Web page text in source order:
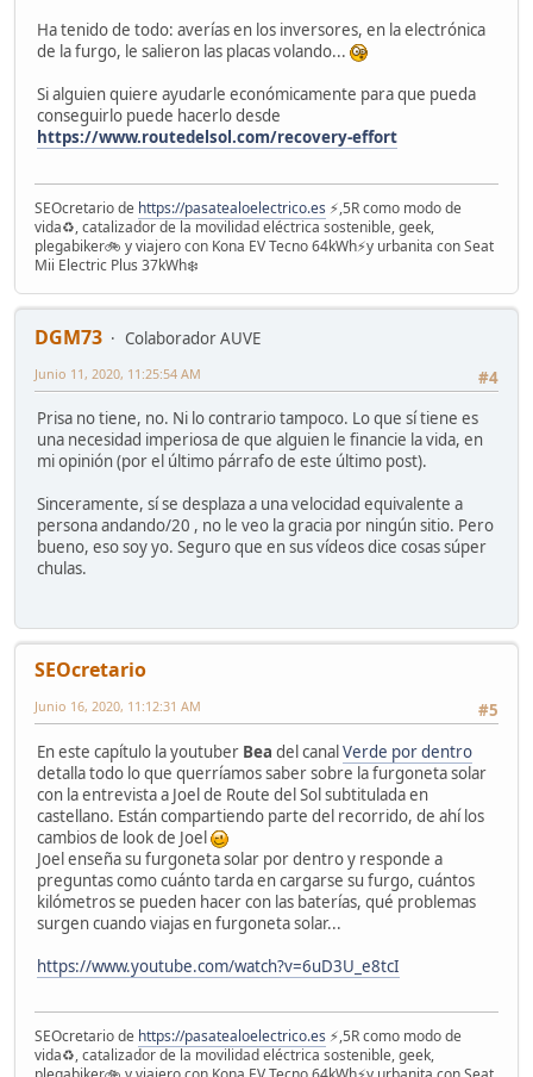
Ha tenido de todo: averías en los inversores, en la electrónica
de la furgo, le salieron las placas volando...
Si alguien quiere ayudarle económicamente para que pueda
conseguirlo puede hacerlo desde
https://www.routedelsol.com/recovery-effort
SEOcretario de https://pasatealoelectrico.es ⚡️,5R como modo de
vida♻️, catalizador de la movilidad eléctrica sostenible, geek,
plegabiker🚲 y viajero con Kona EV Tecno 64kWh⚡️y urbanita con Seat
Mii Electric Plus 37kWh❄️
DGM73
Colaborador AUVE
#4
Junio 11, 2020, 11:25:54 AM
Prisa no tiene, no. Ni lo contrario tampoco. Lo que sí tiene es
una necesidad imperiosa de que alguien le financie la vida, en
mi opinión (por el último párrafo de este último post).
Sinceramente, sí se desplaza a una velocidad equivalente a
persona andando/20 , no le veo la gracia por ningún sitio. Pero
bueno, eso soy yo. Seguro que en sus vídeos dice cosas súper
chulas.
SEOcretario
#5
Junio 16, 2020, 11:12:31 AM
En este capítulo la youtuber Bea del canalVerde por dentro
detalla todo lo que querríamos saber sobre la furgoneta solar
con la entrevista a Joel de Route del Sol subtitulada en
castellano. Están compartiendo parte del recorrido, de ahí los
cambios de look de Joel
Joel enseña su furgoneta solar por dentro y responde a
preguntas como cuánto tarda en cargarse su furgo, cuántos
kilómetros se pueden hacer con las baterías, qué problemas
surgen cuando viajas en furgoneta solar...
https://www.youtube.com/watch?v=6uD3U_e8tcI
SEOcretario de https://pasatealoelectrico.es ⚡️,5R como modo de
vida♻️, catalizador de la movilidad eléctrica sostenible, geek,